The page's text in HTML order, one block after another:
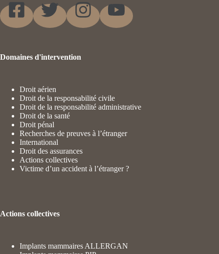
Domaines d'intervention
Droit aérien
Droit de la responsabilité civile
Droit de la responsabilité administrative
Droit de la santé
Droit pénal
Recherches de preuves à l’étranger
International
Droit des assurances
Actions collectives
Victime d’un accident à l’étranger ?
Actions collectives
Implants mammaires ALLERGAN